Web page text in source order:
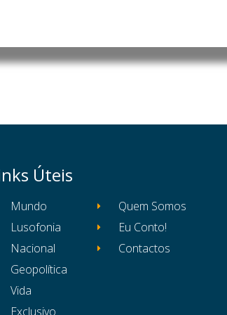
Úteis
Mundo
Lusofonia
Nacional
Geopolítica
Vida
Exclusivo
Quem Somos
Eu Conto!
Contactos